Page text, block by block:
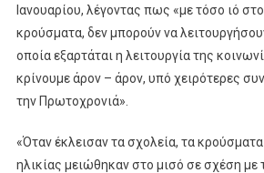
Ιανουαρίου, λέγοντας πως «με τόσο ιό
κρούσματα, δεν μπορούν να
οποία εξαρτάται η λειτουργία της
κρίνουμε άρον – άρον, υπό χειρότερες
την Πρωτοχρονιά».
«Όταν έκλεισαν τα σχολεία, τα
ηλικίας μειώθηκαν στο μισό σε σχέση με